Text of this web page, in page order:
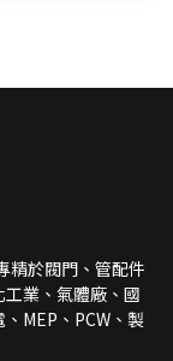
精於閥門、管配件
業、氣體廠、國
MEP、PCW、製